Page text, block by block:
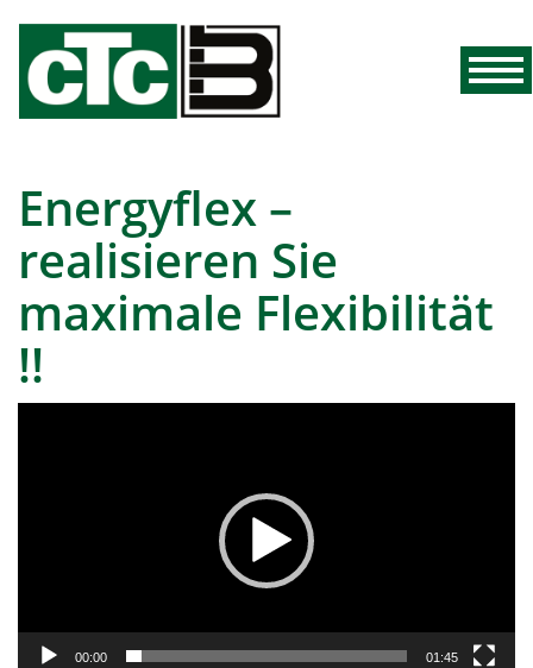
Energyflex –
realisieren Sie
maximale Flexibilität
!!
00:00 01:45